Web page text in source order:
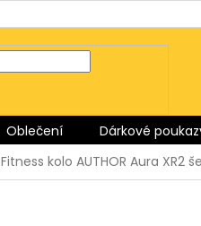
Oblečení Dárkové
Fitness kolo AUTHOR Aura XR2